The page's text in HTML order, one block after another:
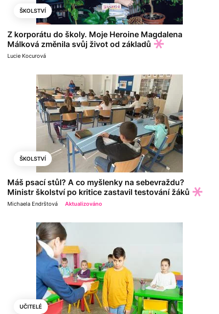
ŠKOLSTVÍ
Z korporátu do školy. Moje Heroine Magdalena
Málková změnila svůj život od základů
Lucie Kocurová
ŠKOLSTVÍ
Máš psací stůl? A co myšlenky na sebevraždu?
Ministr školství po kritice zastavil testování žáků
Michaela Endrštová Aktualizováno
UČITELÉ